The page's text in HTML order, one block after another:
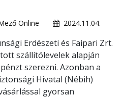
Online
2024.11.04.
Erdészeti és Faipari Zrt.
szállítólevelek alapján
szerezni. Azonban a
Hivatal (Nébih)
gyorsan